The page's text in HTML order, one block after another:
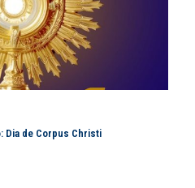
Dia de Corpus Christi